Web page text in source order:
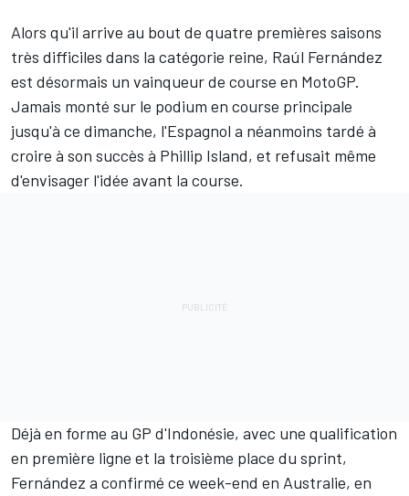
Alors qu'il arrive au bout de quatre premières saisons
très difficiles dans la catégorie reine, Raúl Fernández
est désormais un vainqueur de course en MotoGP.
Jamais monté sur le podium en course principale
jusqu'à ce dimanche, l'Espagnol a néanmoins tardé à
croire à son succès à Phillip Island, et refusait même
d'envisager l'idée avant la course.
Déjà en forme au GP d'Indonésie, avec une qualification
en première ligne et la troisième place du sprint,
Fernández a confirmé ce week-end en Australie, en